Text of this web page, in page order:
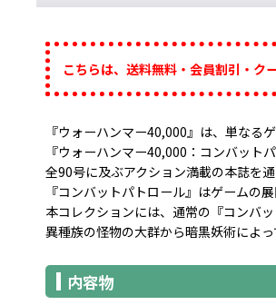
こちらは、送料無料・会員割引・ク
『ウォーハンマー40,000』は、単なる
『ウォーハンマー40,000：コンバット
全90号に及ぶアクション満載の本誌を
『コンバットパトロール』はゲームの
本コレクションには、通常の『コンバ
異種族の怪物の大群から暗黒妖術によ
内容物